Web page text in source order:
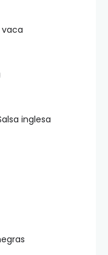
vaca
inglesa